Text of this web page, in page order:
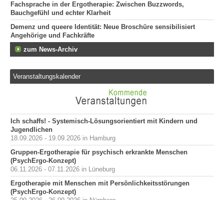
Fachsprache in der Ergotherapie: Zwischen Buzzwords,
Bauchgefühl und echter Klarheit
Demenz und queere Identität: Neue Broschüre sensibilisiert
Angehörige und Fachkräfte
zum News-Archiv
Veranstaltungskalender
Ich schaffs! - Systemisch-Lösungsorientiert mit Kindern und
Jugendlichen
18.09.2026 - 19.09.2026 in Hamburg
Gruppen-Ergotherapie für psychisch erkrankte Menschen
(PsychErgo-Konzept)
06.11.2026 - 07.11.2026 in Lüneburg
Ergotherapie mit Menschen mit Persönlichkeitsstörungen
(PsychErgo-Konzept)